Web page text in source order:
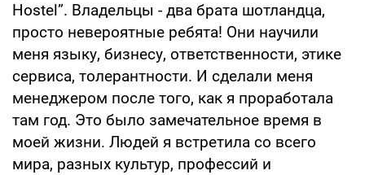
Hostel”. Владельцы - два брата шотландца,
просто невероятные ребята! Они научили
меня языку, бизнесу, ответственности, этике
сервиса, толерантности. И сделали меня
менеджером после того, как я проработала
там год. Это было замечательное время в
моей жизни. Людей я встретила со всего
мира, разных культур, профессий и